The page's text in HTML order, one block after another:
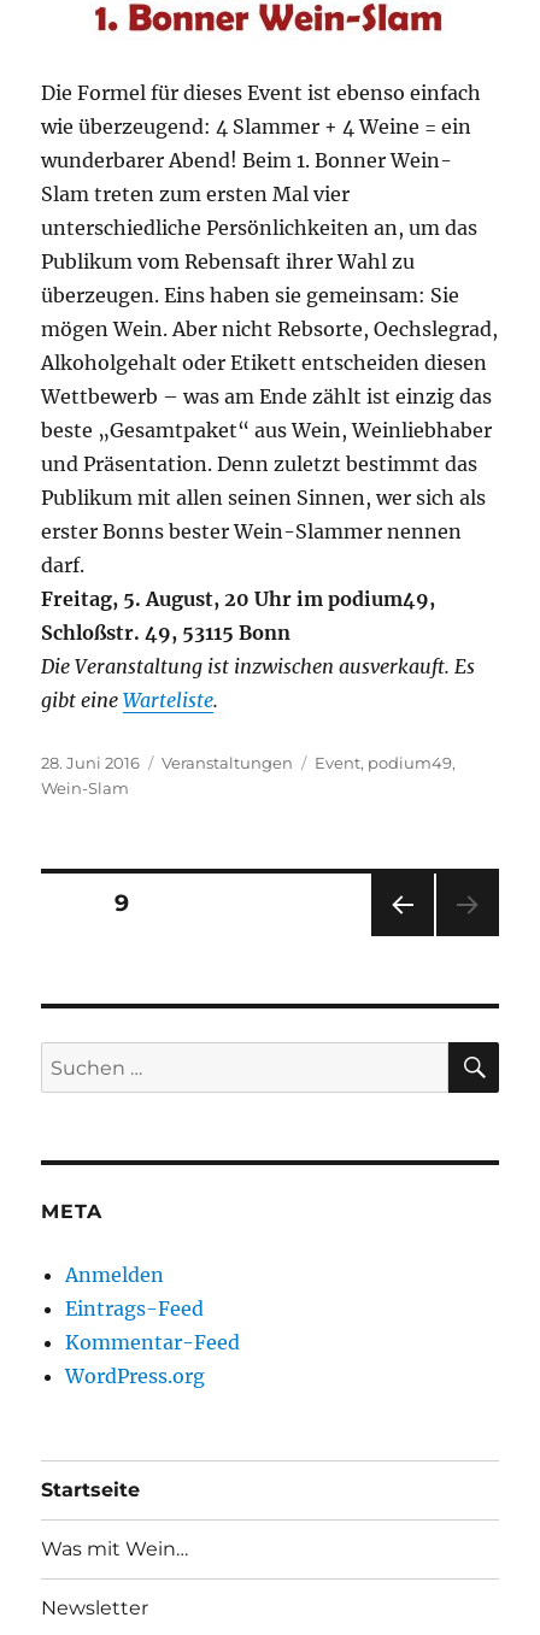
Die Formel für dieses Event ist ebenso einfach
wie überzeugend: 4 Slammer + 4 Weine = ein
wunderbarer Abend! Beim 1. Bonner Wein-
Slam treten zum ersten Mal vier
unterschiedliche Persönlichkeiten an, um das
Publikum vom Rebensaft ihrer Wahl zu
überzeugen. Eins haben sie gemeinsam: Sie
mögen Wein. Aber nicht Rebsorte, Oechslegrad,
Alkoholgehalt oder Etikett entscheiden diesen
Wettbewerb – was am Ende zählt ist einzig das
beste „Gesamtpaket“ aus Wein, Weinliebhaber
und Präsentation. Denn zuletzt bestimmt das
Publikum mit allen seinen Sinnen, wer sich als
erster Bonns bester Wein-Slammer nennen
darf.
Freitag, 5. August, 20 Uhr im podium49,
Schloßstr. 49, 53115 Bonn
Die Veranstaltung ist inzwischen ausverkauft. Es
gibt eineWarteliste.
Veröffentlicht
am
28. Juni 2016 Kategorien
Veranstaltungen Schlagwörter
Event, podium49,
Wein-Slam
Seitennummerierung
Beiträge
SEIT
E
SEITE9
Suchen
nach:
META
Anmelden
Eintrags-Feed
Kommentar-Feed
WordPress.org
Startseite
Was mit Wein…
Newsletter